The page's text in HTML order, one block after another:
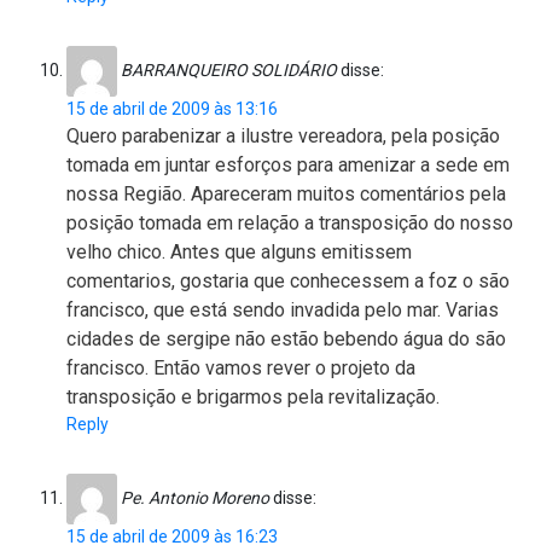
BARRANQUEIRO SOLIDÁRIOdisse:
15 de abril de 2009 às 13:16
Quero parabenizar a ilustre vereadora, pela posição
tomada em juntar esforços para amenizar a sede em
nossa Região. Apareceram muitos comentários pela
posição tomada em relação a transposição do nosso
velho chico. Antes que alguns emitissem
comentarios, gostaria que conhecessem a foz o são
francisco, que está sendo invadida pelo mar. Varias
cidades de sergipe não estão bebendo água do são
francisco. Então vamos rever o projeto da
transposição e brigarmos pela revitalização.
Reply
Pe. Antonio Morenodisse:
15 de abril de 2009 às 16:23